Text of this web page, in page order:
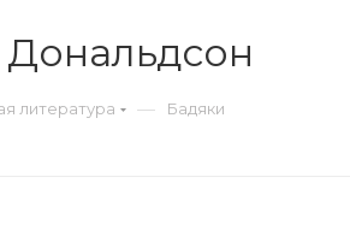
литература — Бадяки